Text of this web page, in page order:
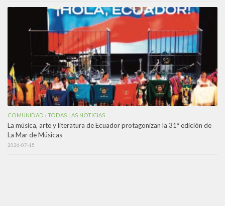
COMUNIDAD /TODAS LAS NOTICIAS
La música, arte y literatura de Ecuador protagonizan la 31ª edición de
La Mar de Músicas
2026-07-15